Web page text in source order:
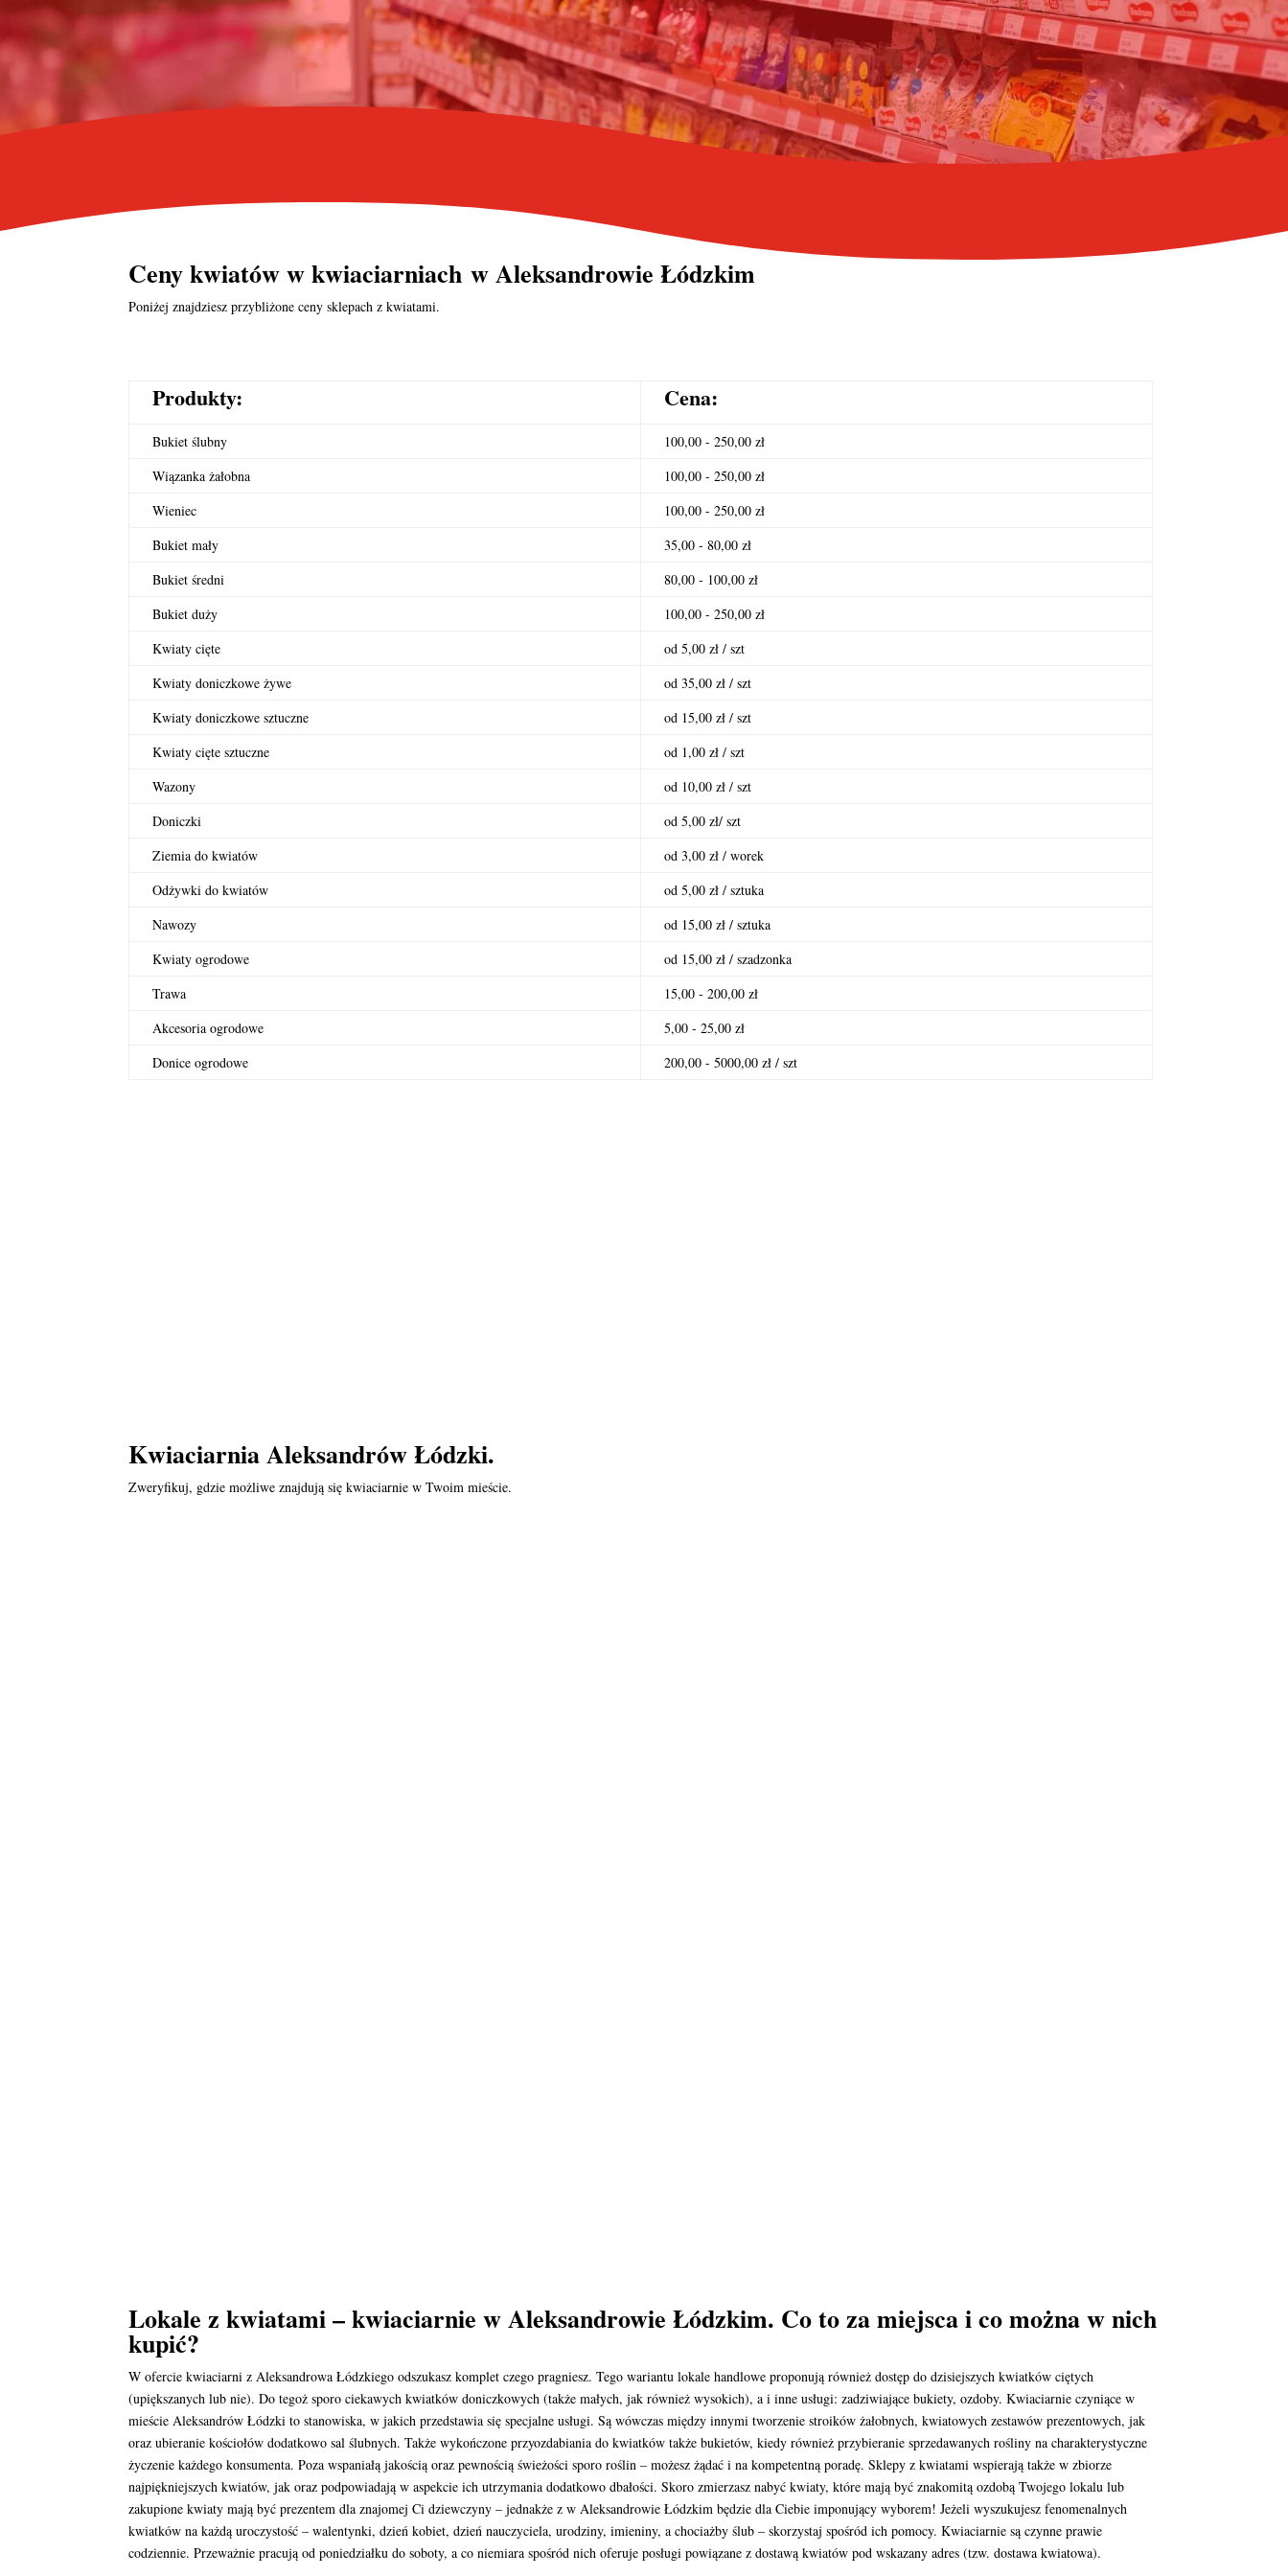
Ceny kwiatów w kwiaciarniach w Aleksandrowie Łódzkim
Poniżej znajdziesz przybliżone ceny sklepach z kwiatami.
Produkty: Cena:
Bukiet ślubny
100,00 - 250,00 zł
Wiązanka żałobna
100,00 - 250,00 zł
Wieniec
100,00 - 250,00 zł
Bukiet mały
35,00 - 80,00 zł
Bukiet średni
80,00 - 100,00 zł
Bukiet duży
100,00 - 250,00 zł
Kwiaty cięte
od 5,00 zł / szt
Kwiaty doniczkowe żywe
od 35,00 zł / szt
Kwiaty doniczkowe sztuczne
od 15,00 zł / szt
Kwiaty cięte sztuczne
od 1,00 zł / szt
Wazony
od 10,00 zł / szt
Doniczki
od 5,00 zł/ szt
Ziemia do kwiatów
od 3,00 zł / worek
Odżywki do kwiatów
od 5,00 zł / sztuka
Nawozy
od 15,00 zł / sztuka
Kwiaty ogrodowe
od 15,00 zł / szadzonka
Trawa
15,00 - 200,00 zł
Akcesoria ogrodowe
5,00 - 25,00 zł
Donice ogrodowe
200,00 - 5000,00 zł / szt
Kwiaciarnia Aleksandrów Łódzki.
Zweryfikuj, gdzie możliwe znajdują się kwiaciarnie w Twoim mieście.
Lokale z kwiatami – kwiaciarnie w Aleksandrowie Łódzkim. Co to za miejsca i co można w nich
kupić?
W ofercie kwiaciarni z Aleksandrowa Łódzkiego odszukasz komplet czego pragniesz. Tego wariantu lokale handlowe proponują również dostęp do dzisiejszych kwiatków ciętych
(upiększanych lub nie). Do tegoż sporo ciekawych kwiatków doniczkowych (także małych, jak również wysokich), a i inne usługi: zadziwiające bukiety, ozdoby. Kwiaciarnie czyniące w
mieście Aleksandrów Łódzki to stanowiska, w jakich przedstawia się specjalne usługi. Są wówczas między innymi tworzenie stroików żałobnych, kwiatowych zestawów prezentowych, jak
oraz ubieranie kościołów dodatkowo sal ślubnych. Także wykończone przyozdabiania do kwiatków także bukietów, kiedy również przybieranie sprzedawanych rośliny na charakterystyczne
życzenie każdego konsumenta. Poza wspaniałą jakością oraz pewnością świeżości sporo roślin – możesz żądać i na kompetentną poradę. Sklepy z kwiatami wspierają także w zbiorze
najpiękniejszych kwiatów, jak oraz podpowiadają w aspekcie ich utrzymania dodatkowo dbałości. Skoro zmierzasz nabyć kwiaty, które mają być znakomitą ozdobą Twojego lokalu lub
zakupione kwiaty mają być prezentem dla znajomej Ci dziewczyny – jednakże z w Aleksandrowie Łódzkim będzie dla Ciebie imponujący wyborem! Jeżeli wyszukujesz fenomenalnych
kwiatków na każdą uroczystość – walentynki, dzień kobiet, dzień nauczyciela, urodziny, imieniny, a chociażby ślub – skorzystaj spośród ich pomocy. Kwiaciarnie są czynne prawie
codziennie. Przeważnie pracują od poniedziałku do soboty, a co niemiara spośród nich oferuje posługi powiązane z dostawą kwiatów pod wskazany adres (tzw. dostawa kwiatowa).